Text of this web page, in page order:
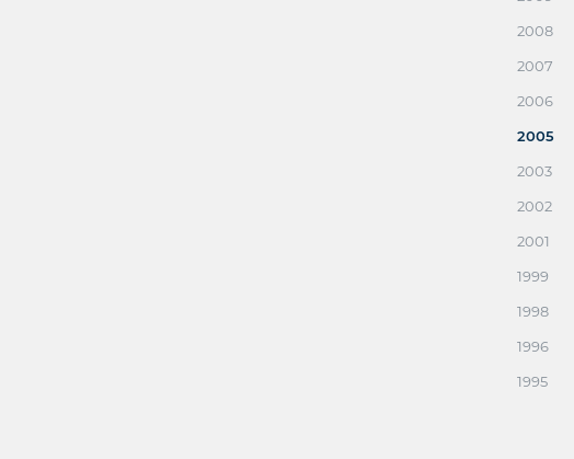
2008
2007
2006
2005
2003
2002
2001
1999
1998
1996
1995